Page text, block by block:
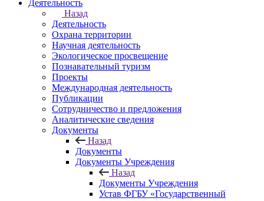
Деятельность
Назад
Деятельность
Охрана территории
Научная деятельность
Экологическое просвещение
Познавательный туризм
Проекты
Международная деятельность
Публикации
Сотрудничество и предложения
Аналитические сведения
Документы
Назад
Документы
Документы Учреждения
Назад
Документы Учреждения
Устав ФГБУ «Государственный